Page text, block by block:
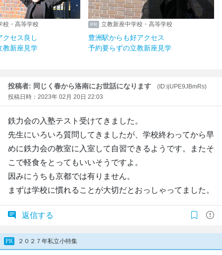
校・高等学校
クセス良し
教新座見学
立教新座中学校・高等学校
豊洲駅からも好アクセス
予約要らずの立教新座見学
投稿者: 同じく春から洛南にお世話になります
(ID:ijUPE9JBmRs)
投稿日時：2023年 02月 20日 22:03
鉄力会の入塾テスト受けてきました。
先生にいろいろ質問してきましたが、学校終わってから早
めに鉄力会の教室に入室して自習できるようです。またそ
こで軽食をとってもいいそうですよ。
因みにうちも京都では有りません。
まずは学校に慣れることが大切だとおっしゃってました。
返信する